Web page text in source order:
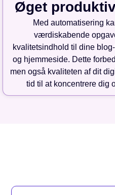
Øget
Med automatisering
værdiskabende
kvalitetsindhold til dine
og hjemmeside. Dette
men også kvaliteten af dit
tid til at koncentrere dig